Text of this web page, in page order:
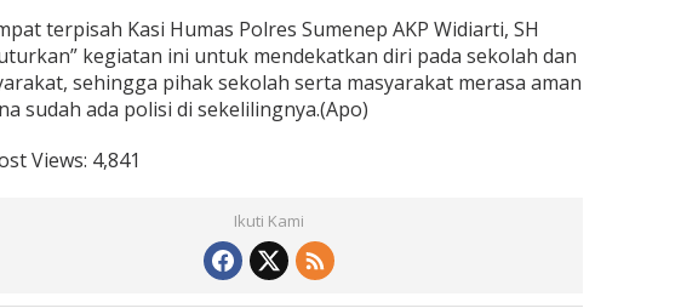
terpisah Kasi Humas Polres Sumenep AKP Widiarti, SH
kegiatan ini untuk mendekatkan diri pada sekolah dan
sehingga pihak sekolah serta masyarakat merasa aman
sudah ada polisi di sekelilingnya.(Apo)
Views: 4,841
Ikuti Kami